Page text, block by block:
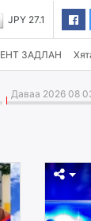
ЗАДЛАН
Даваа 2026 08